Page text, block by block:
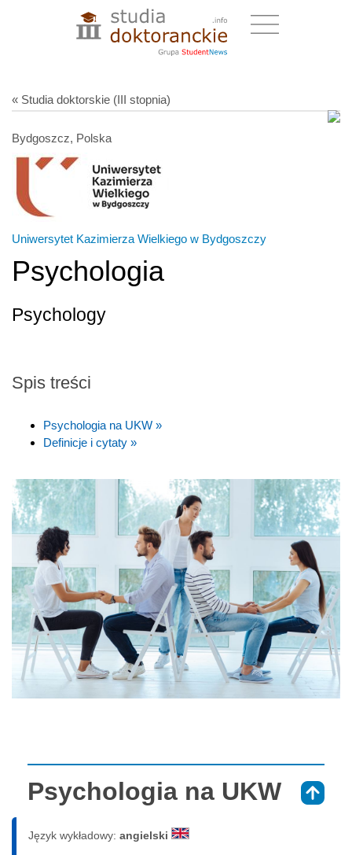
« Studia doktorskie (III stopnia)
Bydgoszcz, Polska
Uniwersytet Kazimierza Wielkiego w Bydgoszczy
Psychologia
Psychology
Spis treści
Psychologia na UKW »
Definicje i cytaty »
Psychologia na UKW
Język wykładowy: angielski